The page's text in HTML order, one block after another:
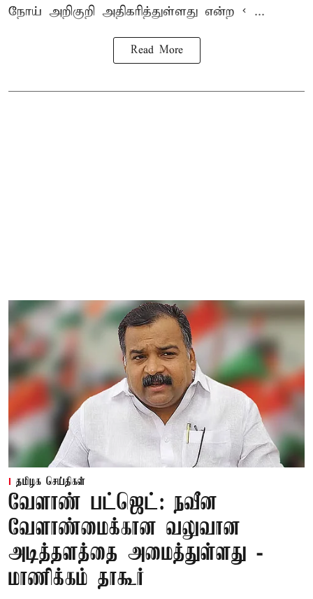
நோய் அறிகுறி அதிகரித்துள்ளது என்ற < ...
Read More
தமிழக செய்திகள்
வேளாண் பட்ஜெட்: நவீன
வேளாண்மைக்கான வலுவான
அடித்தளத்தை அமைத்துள்ளது -
மாணிக்கம் தாகூர்